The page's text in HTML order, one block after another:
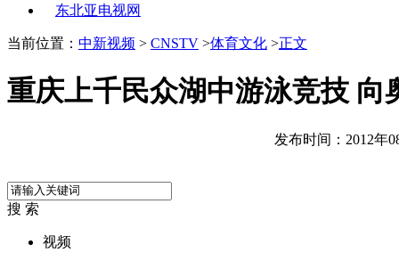
东北亚电视网
当前位置： 中新视频 > CNSTV >体育文化 >正文
重庆上千民众湖中游泳竞技 向
发布时间：2012年
搜 索
视频